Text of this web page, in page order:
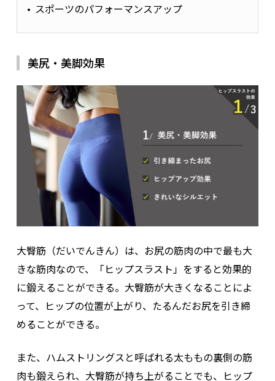
スポーツのパフォーマンスアップ
美尻・美脚効果
大臀筋（だいでんきん）は、お尻の筋肉の中で最も大
きな筋肉なので、「ヒップスラスト」をすると効果的
に鍛えることができる。大臀筋が大きくなることによ
って、ヒップの位置が上がり、たるんだお尻を引き締
めることができる。
また、ハムストリングスと呼ばれる太ももの裏側の筋
肉も鍛えられ、大臀筋が持ち上がることでも、ヒップ